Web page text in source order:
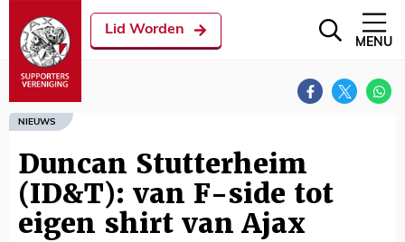
Lid Worden
MENU
NIEUWS
Duncan Stutterheim
(ID&T): van F-side tot
eigen shirt van Ajax